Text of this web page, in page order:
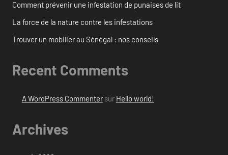
Comment prévenir une infestation de punaises de lit
La force de la nature contre les infestations
Trouver un mobilier au Sénégal : nos conseils
Recent Comments
A WordPress Commentersur Hello world!
Archives